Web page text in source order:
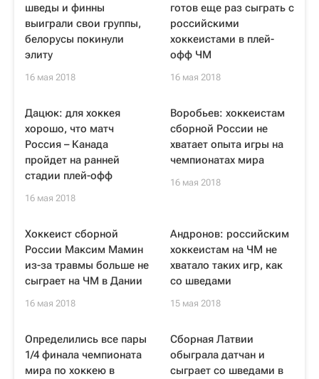
шведы и финны
выиграли свои группы,
белорусы покинули
элиту
16 мая 2018
готов еще раз сыграть с
российскими
хоккеистами в плей-
офф ЧМ
16 мая 2018
Дацюк: для хоккея
хорошо, что матч
Россия – Канада
пройдет на ранней
стадии плей-офф
16 мая 2018
Воробьев: хоккеистам
сборной России не
хватает опыта игры на
чемпионатах мира
16 мая 2018
Хоккеист сборной
России Максим Мамин
из-за травмы больше не
сыграет на ЧМ в Дании
16 мая 2018
Андронов: российским
хоккеистам на ЧМ не
хватало таких игр, как
со шведами
15 мая 2018
Определились все пары
1/4 финала чемпионата
мира по хоккею в
Сборная Латвии
обыграла датчан и
сыграет со шведами в